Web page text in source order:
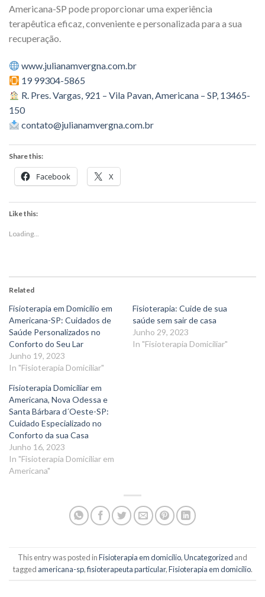
Americana-SP pode proporcionar uma experiência
terapêutica eficaz, conveniente e personalizada para a sua
recuperação.
www.julianamvergna.com.br
19 99304-5865
R. Pres. Vargas, 921 – Vila Pavan, Americana – SP, 13465-
150
contato@julianamvergna.com.br
Share this:
Facebook X
Like this:
Loading...
Related
Fisioterapia em Domicílio em
Americana-SP: Cuidados de
Saúde Personalizados no
Conforto do Seu Lar
Junho 19, 2023
In "Fisioterapia Domiciliar"
Fisioterapia: Cuide de sua
saúde sem sair de casa
Junho 29, 2023
In "Fisioterapia Domiciliar"
Fisioterapia Domiciliar em
Americana, Nova Odessa e
Santa Bárbara d´Oeste-SP:
Cuidado Especializado no
Conforto da sua Casa
Junho 16, 2023
In "Fisioterapia Domiciliar em
Americana"
This entry was posted inFisioterapia em domicílio,Uncategorized and
tagged americana-sp,fisioterapeuta particular,Fisioterapia em domicílio.